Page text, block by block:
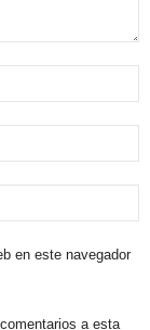
en este navegador
a esta